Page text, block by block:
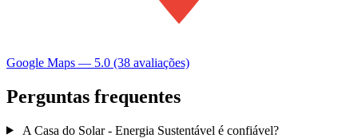
Google Maps — 5.0 (38 avaliações)
Perguntas frequentes
A Casa do Solar - Energia Sustentável é confiável?